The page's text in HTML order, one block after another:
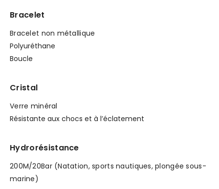
Bracelet
Bracelet non métallique
Polyuréthane
Boucle
Cristal
Verre minéral
Résistante aux chocs et à l’éclatement
Hydrorésistance
200M/20Bar (Natation, sports nautiques, plongée sous-
marine)